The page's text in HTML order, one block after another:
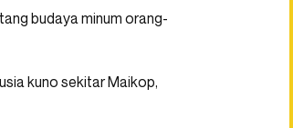
budaya minum orang-
kuno sekitar Maikop,